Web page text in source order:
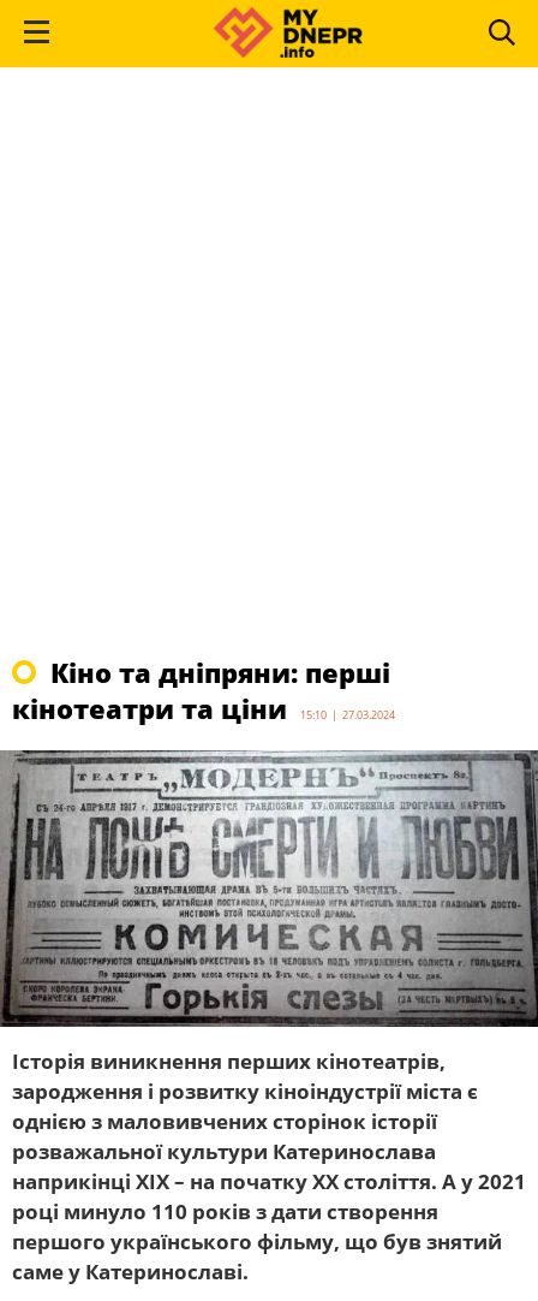
Кіно та дніпряни: перші
кінотеатри та ціни
15:10 | 27.03.2024
Історія виникнення перших кінотеатрів,
зародження і розвитку кіноіндустрії міста є
однією з маловивчених сторінок історії
розважальної культури Катеринослава
наприкінці ХІХ – на початку ХХ століття. А у 2021
році минуло 110 років з дати створення
першого українського фільму, що був знятий
саме у Катеринославі.